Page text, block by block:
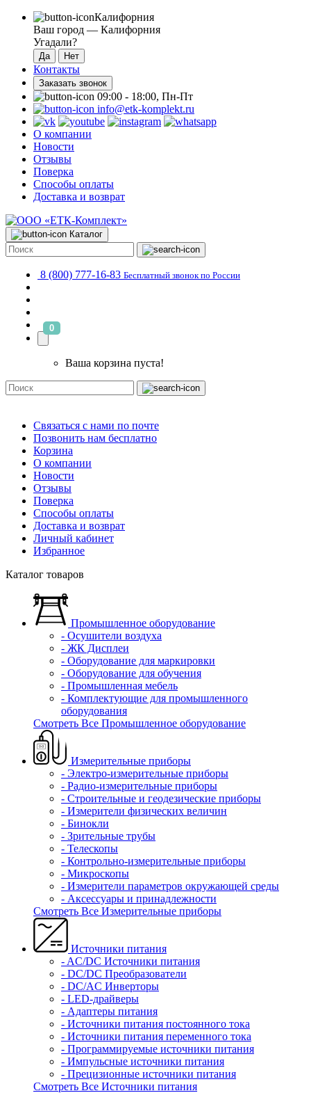
Калифорния
Ваш город — Калифорния
Угадали?
Контакты
Заказать звонок
09:00 - 18:00, Пн-Пт
info@etk-komplekt.ru
О компании
Новости
Отзывы
Поверка
Способы оплаты
Доставка и возврат
Каталог
8 (800) 777-16-83 Бесплатный звонок по России
0
Ваша корзина пуста!
Связаться с нами по почте
Позвонить нам бесплатно
Корзина
О компании
Новости
Отзывы
Поверка
Способы оплаты
Доставка и возврат
Личный кабинет
Избранное
Каталог товаров
Промышленное оборудование
- Осушители воздуха
- ЖК Дисплеи
- Оборудование для маркировки
- Оборудование для обучения
- Промышленная мебель
- Комплектующие для промышленного
оборудования
Смотреть Все Промышленное оборудование
Измерительные приборы
- Электро-измерительные приборы
- Радио-измерительные приборы
- Строительные и геодезические приборы
- Измерители физических величин
- Бинокли
- Зрительные трубы
- Телескопы
- Контрольно-измерительные приборы
- Микроскопы
- Измерители параметров окружающей среды
- Аксессуары и принадлежности
Смотреть Все Измерительные приборы
Источники питания
- AC/DC Источники питания
- DC/DC Преобразователи
- DC/AC Инверторы
- LED-драйверы
- Адаптеры питания
- Источники питания постоянного тока
- Источники питания переменного тока
- Программируемые источники питания
- Импульсные источники питания
- Прецизионные источники питания
Смотреть Все Источники питания